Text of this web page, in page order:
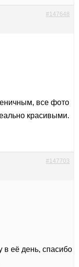
#147648
все фото
красивыми.
#147703
в её день, спасибо